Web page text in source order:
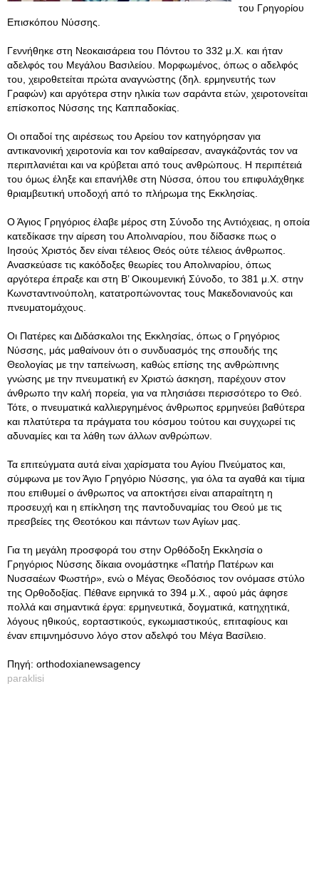
του Γρηγορίου
Επισκόπου Νύσσης.
Γεννήθηκε στη Νεοκαισάρεια του Πόντου το 332 μ.Χ. και ήταν
αδελφός του Μεγάλου Βασιλείου. Μορφωμένος, όπως ο αδελφός
του, χειροθετείται πρώτα αναγνώστης (δηλ. ερμηνευτής των
Γραφών) και αργότερα στην ηλικία των σαράντα ετών, χειροτονείται
επίσκοπος Νύσσης της Καππαδοκίας.
Οι οπαδοί της αιρέσεως του Αρείου τον κατηγόρησαν για
αντικανονική χειροτονία και τον καθαίρεσαν, αναγκάζοντάς τον να
περιπλανιέται και να κρύβεται από τους ανθρώπους. Η περιπέτειά
του όμως έληξε και επανήλθε στη Νύσσα, όπου του επιφυλάχθηκε
θριαμβευτική υποδοχή από το πλήρωμα της Εκκλησίας.
Ο Άγιος Γρηγόριος έλαβε μέρος στη Σύνοδο της Αντιόχειας, η οποία
κατεδίκασε την αίρεση του Απολιναρίου, που δίδασκε πως ο
Ιησούς Χριστός δεν είναι τέλειος Θεός ούτε τέλειος άνθρωπος.
Ανασκεύασε τις κακόδοξες θεωρίες του Απολιναρίου, όπως
αργότερα έπραξε και στη Β’ Οικουμενική Σύνοδο, το 381 μ.Χ. στην
Κωνσταντινούπολη, κατατροπώνοντας τους Μακεδονιανούς και
πνευματομάχους.
Οι Πατέρες και Διδάσκαλοι της Εκκλησίας, όπως ο Γρηγόριος
Νύσσης, μάς μαθαίνουν ότι ο συνδυασμός της σπουδής της
Θεολογίας με την ταπείνωση, καθώς επίσης της ανθρώπινης
γνώσης με την πνευματική εν Χριστώ άσκηση, παρέχουν στον
άνθρωπο την καλή πορεία, για να πλησιάσει περισσότερο το Θεό.
Τότε, ο πνευματικά καλλιεργημένος άνθρωπος ερμηνεύει βαθύτερα
και πλατύτερα τα πράγματα του κόσμου τούτου και συγχωρεί τις
αδυναμίες και τα λάθη των άλλων ανθρώπων.
Τα επιτεύγματα αυτά είναι χαρίσματα του Αγίου Πνεύματος και,
σύμφωνα με τον Άγιο Γρηγόριο Νύσσης, για όλα τα αγαθά και τίμια
που επιθυμεί ο άνθρωπος να αποκτήσει είναι απαραίτητη η
προσευχή και η επίκληση της παντοδυναμίας του Θεού με τις
πρεσβείες της Θεοτόκου και πάντων των Αγίων μας.
Για τη μεγάλη προσφορά του στην Ορθόδοξη Εκκλησία ο
Γρηγόριος Νύσσης δίκαια ονομάστηκε «Πατήρ Πατέρων και
Νυσσαέων Φωστήρ», ενώ ο Μέγας Θεοδόσιος τον ονόμασε στύλο
της Ορθοδοξίας. Πέθανε ειρηνικά το 394 μ.Χ., αφού μάς άφησε
πολλά και σημαντικά έργα: ερμηνευτικά, δογματικά, κατηχητικά,
λόγους ηθικούς, εορταστικούς, εγκωμιαστικούς, επιταφίους και
έναν επιμνημόσυνο λόγο στον αδελφό του Μέγα Βασίλειο.
Πηγή: orthodoxianewsagency
paraklisi